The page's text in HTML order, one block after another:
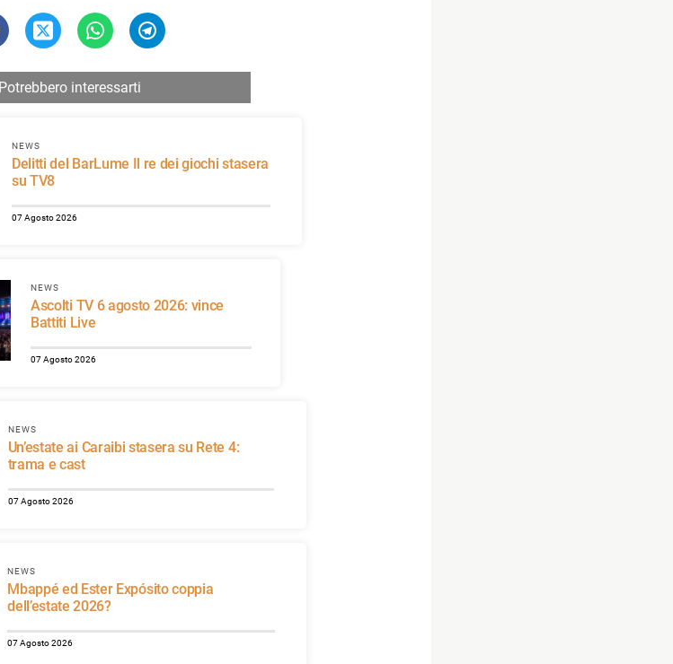
Potrebbero interessarti
NEWS
Delitti del BarLume Il re dei giochi stasera
su TV8
07 Agosto 2026
NEWS
Ascolti TV 6 agosto 2026: vince
Battiti Live
07 Agosto 2026
NEWS
Un’estate ai Caraibi stasera su Rete 4:
trama e cast
07 Agosto 2026
NEWS
Mbappé ed Ester Expósito coppia
dell’estate 2026?
07 Agosto 2026